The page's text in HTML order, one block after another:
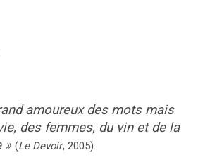
amoureux des mots mais
des femmes, du vin et de la
» (Le Devoir, 2005).